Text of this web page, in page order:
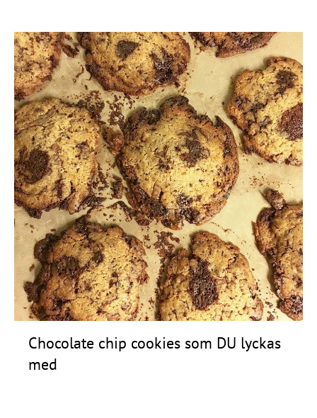
Chocolate chip cookies som DU lyckas
med